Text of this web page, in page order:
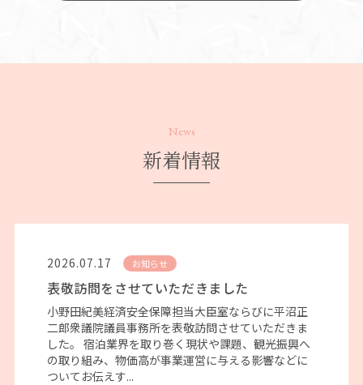
News
新着情報
2026.07.17 お知らせ
表敬訪問をさせていただきました
小野田紀美経済安全保障担当大臣室ならびに平沼正
二郎衆議院議員事務所を表敬訪問させていただきま
した。 宿泊業界を取り巻く現状や課題、観光振興へ
の取り組み、物価高が事業運営に与える影響などに
ついてお伝えす...